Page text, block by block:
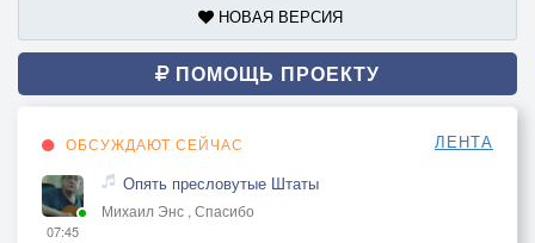
НОВАЯ ВЕРСИЯ
ПОМОЩЬ ПРОЕКТУ
ОБСУЖДАЮТ СЕЙЧАС ЛЕНТА
07:45
Опять пресловутые Штаты
Михаил Энс , Спасибо